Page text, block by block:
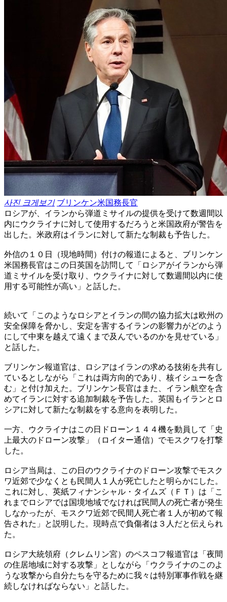
사진 크게보기 ブリンケン米国務長官
ロシアが、イランから弾道ミサイルの提供を受けて数週間以
内にウクライナに対して使用するだろうと米国政府が警告を
出した。米政府はイランに対して新たな制裁も予告した。
外信の１０日（現地時間）付けの報道によると、ブリンケン
米国務長官はこの日英国を訪問して「ロシアがイランから弾
道ミサイルを受け取り、ウクライナに対して数週間以内に使
用する可能性が高い」と話した。
続いて「このようなロシアとイランの間の協力拡大は欧州の
安全保障を脅かし、安定を害するイランの影響力がどのよう
にして中東を越えて遠くまで及んでいるのかを見せている」
と話した。
ブリンケン報道官は、ロシアはイランの求める技術を共有し
ているとしながら「これは両方向的であり、核イシューを含
む」と付け加えた。ブリンケン長官はまた、イラン航空を含
めてイランに対する追加制裁を予告した。英国もイランとロ
シアに対して新たな制裁をする意向を表明した。
一方、ウクライナはこの日ドローン１４４機を動員して「史
上最大のドローン攻撃」（ロイター通信）でモスクワを打撃
した。
ロシア当局は、この日のウクライナのドローン攻撃でモスク
ワ近郊で少なくとも民間人１人が死亡したと明らかにした。
これに対し、英紙フィナンシャル・タイムズ（ＦＴ）は「こ
れまでロシアでは国境地域でなければ民間人の死亡者が発生
しなかったが、モスクワ近郊で民間人死亡者１人が初めて報
告された」と説明した。現時点で負傷者は３人だと伝えられ
た。
ロシア大統領府（クレムリン宮）のペスコフ報道官は「夜間
の住居地域に対する攻撃」としながら「ウクライナのこのよ
うな攻撃から自分たちを守るために我々は特別軍事作戦を継
続しなければならない」と話した。